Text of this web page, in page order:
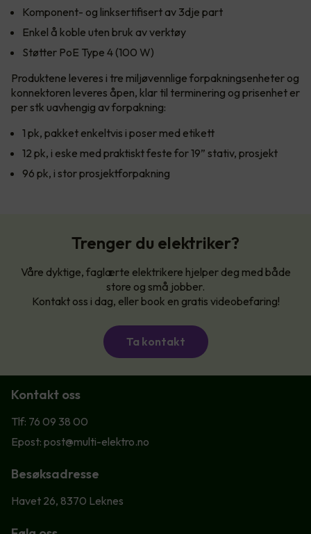
Komponent- og linksertifisert av 3dje part
Enkel å koble uten bruk av verktøy
Støtter PoE Type 4 (100 W)
Produktene leveres i tre miljøvennlige forpakningsenheter og
konnektoren leveres åpen, klar til terminering og prisenhet er
per stk uavhengig av forpakning:
1 pk, pakket enkeltvis i poser med etikett
12 pk, i eske med praktiskt feste for 19” stativ, prosjekt
96 pk, i stor prosjektforpakning
Trenger du elektriker?
Våre dyktige, faglærte elektrikere hjelper deg med både
store og små jobber.
Kontakt oss i dag, eller book en gratis videobefaring!
Ta kontakt
Kontakt oss
Tlf: 76 09 38 00
Epost: post@multi-elektro.no
Besøksadresse
Havet 26, 8370 Leknes